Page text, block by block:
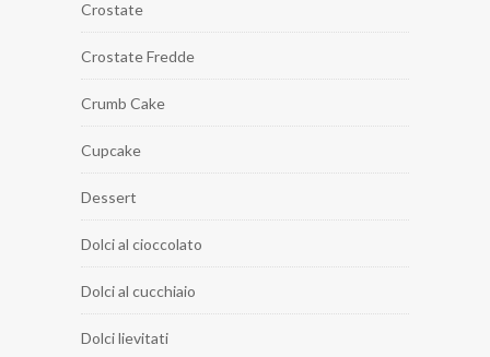
Crostate
Crostate Fredde
Crumb Cake
Cupcake
Dessert
Dolci al cioccolato
Dolci al cucchiaio
Dolci lievitati